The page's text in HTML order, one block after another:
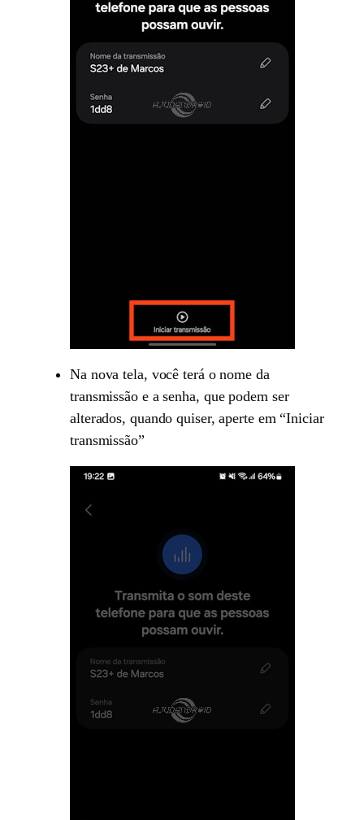
Na nova tela, você terá o nome da
transmissão e a senha, que podem ser
alterados, quando quiser, aperte em “Iniciar
transmissão”